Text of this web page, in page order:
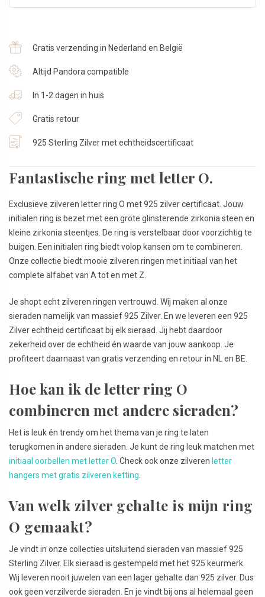
Gratis verzending in Nederland en België
Altijd Pandora compatible
In 1-2 dagen in huis
Gratis retour
925 Sterling Zilver met echtheidscertificaat
Fantastische ring met letter O.
Exclusieve zilveren letter ring O met 925 zilver certificaat. Jouw
initialen ring is bezet met een grote glinsterende zirkonia steen en
kleine zirkonia steentjes. De ring is verstelbaar door voorzichtig te
buigen. Een initialen ring biedt volop kansen om te combineren.
Onze collectie biedt mooie zilveren ringen met initiaal van het
complete alfabet van A tot en met Z.
Je shopt echt zilveren ringen vertrouwd. Wij maken al onze
sieraden namelijk van massief 925 Zilver. En we leveren een 925
Zilver echtheid certificaat bij elk sieraad. Jij hebt daardoor
zekerheid over de echtheid én waarde van jouw aankoop. Je
profiteert daarnaast van gratis verzending en retour in NL en BE.
Hoe kan ik de letter ring O
combineren met andere sieraden?
Het is leuk én trendy om het thema van je ring te laten
terugkomen in andere sieraden. Je kunt de ring leuk matchen met
initiaal oorbellen met letter O . Check ook onze zilveren letter
hangers met gratis zilveren ketting
Van welk zilver gehalte is mijn ring
O gemaakt?
Je vindt in onze collecties uitsluitend sieraden van massief 925
Sterling Zilver. Elk sieraad is gestempeld met het 925 keurmerk.
Wij leveren nooit juwelen van een lager gehalte dan 925 zilver. Dus
ook geen verzilverde sieraden. En je vindt bij ons al helemaal geen